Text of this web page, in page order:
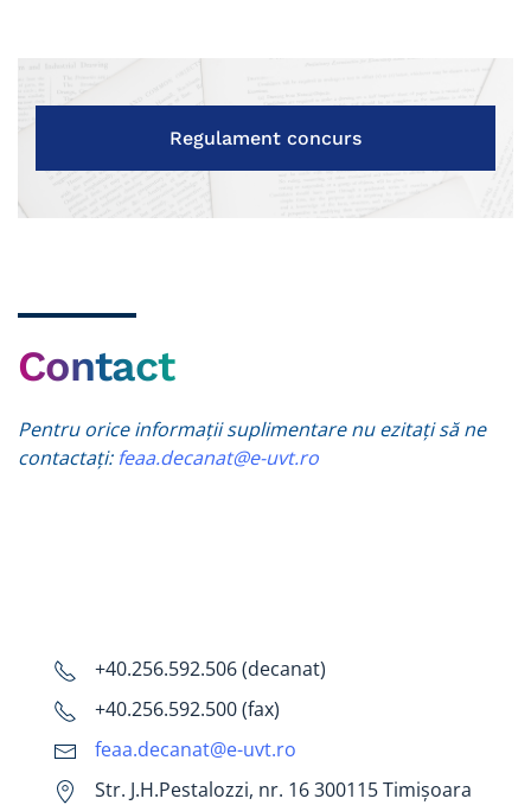
Regulament concurs
Contact
Pentru orice informații suplimentare nu ezitați să ne
contactați:feaa.decanat@e-uvt.ro
+40.256.592.506 (decanat)
+40.256.592.500 (fax)
feaa.decanat@e-uvt.ro
Str. J.H.Pestalozzi, nr. 16 300115 Timișoara